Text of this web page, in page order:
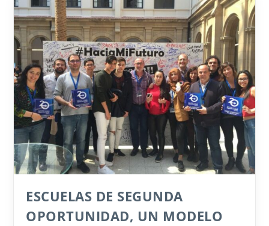
ESCUELAS DE SEGUNDA
OPORTUNIDAD, UN MODELO